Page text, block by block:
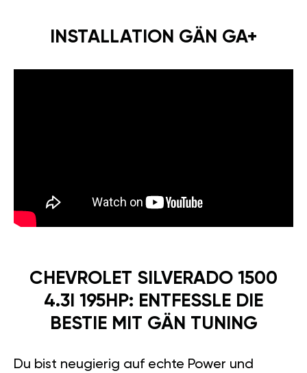
INSTALLATION GÄN GA+
CHEVROLET SILVERADO 1500
4.3I 195HP: ENTFESSLE DIE
BESTIE MIT GÄN TUNING
Du bist neugierig auf echte Power und